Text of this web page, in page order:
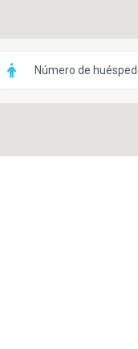
Número de